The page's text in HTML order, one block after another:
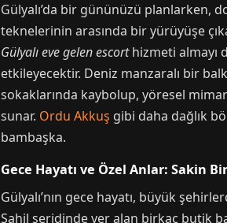
Gülyalı’da bir gününüzü planlarken,
teknelerinin arasında bir yürüyüşe
Gülyalı eve gelen escorthizmeti almayı
etkileyecektir. Deniz manzaralı bir
sokaklarında kaybolup, yöresel
sunar. Ordu Akkuş gibi daha dağlık
bambaşka.
Gece Hayatı ve Özel Anlar: Sakin
Gülyalı’nın gece hayatı, büyük
Sahil şeridinde yer alan birkaç butik